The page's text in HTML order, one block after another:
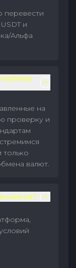
перевести
и
Альфа
на
проверку и
только
валют.